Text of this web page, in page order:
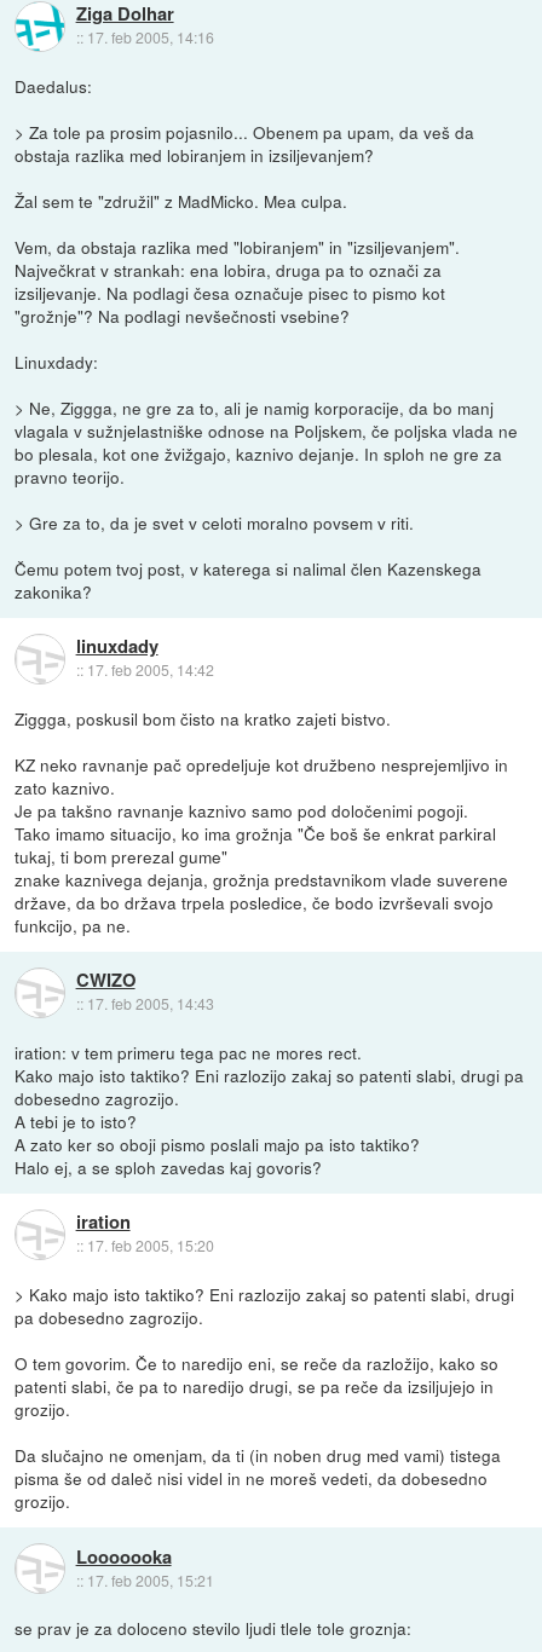
Ziga Dolhar
:: 17. feb 2005, 14:16
Daedalus:
> Za tole pa prosim pojasnilo... Obenem pa upam, da veš da
obstaja razlika med lobiranjem in izsiljevanjem?
Žal sem te "združil" z MadMicko. Mea culpa.
Vem, da obstaja razlika med "lobiranjem" in "izsiljevanjem".
Največkrat v strankah: ena lobira, druga pa to označi za
izsiljevanje. Na podlagi česa označuje pisec to pismo kot
"grožnje"? Na podlagi nevšečnosti vsebine?
Linuxdady:
> Ne, Ziggga, ne gre za to, ali je namig korporacije, da bo manj
vlagala v sužnjelastniške odnose na Poljskem, če poljska vlada ne
bo plesala, kot one žvižgajo, kaznivo dejanje. In sploh ne gre za
pravno teorijo.
> Gre za to, da je svet v celoti moralno povsem v riti.
Čemu potem tvoj post, v katerega si nalimal člen Kazenskega
zakonika?
linuxdady
:: 17. feb 2005, 14:42
Ziggga, poskusil bom čisto na kratko zajeti bistvo.
KZ neko ravnanje pač opredeljuje kot družbeno nesprejemljivo in
zato kaznivo.
Je pa takšno ravnanje kaznivo samo pod določenimi pogoji.
Tako imamo situacijo, ko ima grožnja "Če boš še enkrat parkiral
tukaj, ti bom prerezal gume"
znake kaznivega dejanja, grožnja predstavnikom vlade suverene
države, da bo država trpela posledice, če bodo izvrševali svojo
funkcijo, pa ne.
CWIZO
:: 17. feb 2005, 14:43
iration: v tem primeru tega pac ne mores rect.
Kako majo isto taktiko? Eni razlozijo zakaj so patenti slabi, drugi pa
dobesedno zagrozijo.
A tebi je to isto?
A zato ker so oboji pismo poslali majo pa isto taktiko?
Halo ej, a se sploh zavedas kaj govoris?
iration
:: 17. feb 2005, 15:20
> Kako majo isto taktiko? Eni razlozijo zakaj so patenti slabi, drugi
pa dobesedno zagrozijo.
O tem govorim. Če to naredijo eni, se reče da razložijo, kako so
patenti slabi, če pa to naredijo drugi, se pa reče da izsiljujejo in
grozijo.
Da slučajno ne omenjam, da ti (in noben drug med vami) tistega
pisma še od daleč nisi videl in ne moreš vedeti, da dobesedno
grozijo.
Looooooka
:: 17. feb 2005, 15:21
se prav je za doloceno stevilo ljudi tlele tole groznja: